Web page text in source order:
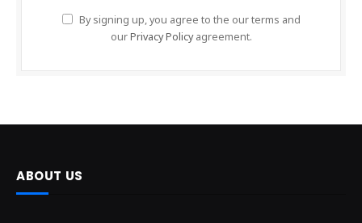
By signing up, you agree to the our terms and
ourPrivacy Policyagreement.
ABOUT US